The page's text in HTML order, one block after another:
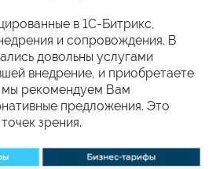
в 1С-Битрикс,
и сопровождения. В
довольны услугами
внедрение, и приобретаете
мы рекомендуем Вам
предложения. Это
зрения.